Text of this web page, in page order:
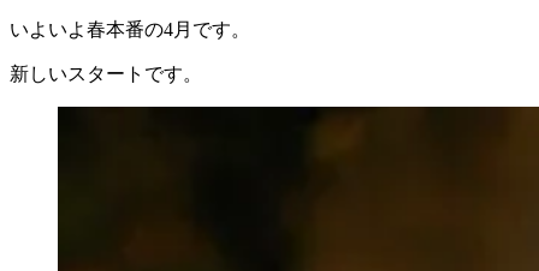
いよいよ春本番の4月です。
新しいスタートです。